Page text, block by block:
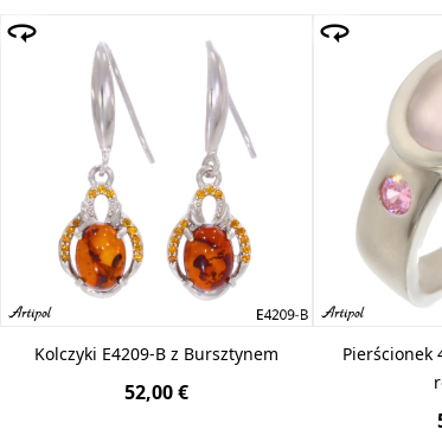
Kolczyki E4209-B z Bursztynem
52,00 €
Pierścionek